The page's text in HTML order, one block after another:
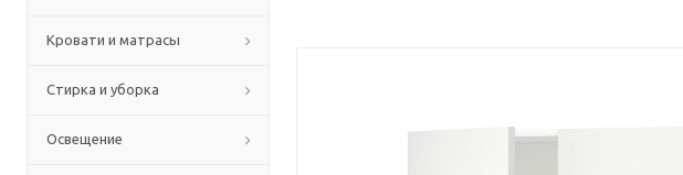
Кровати и матрасы
Стирка и уборка
Освещение